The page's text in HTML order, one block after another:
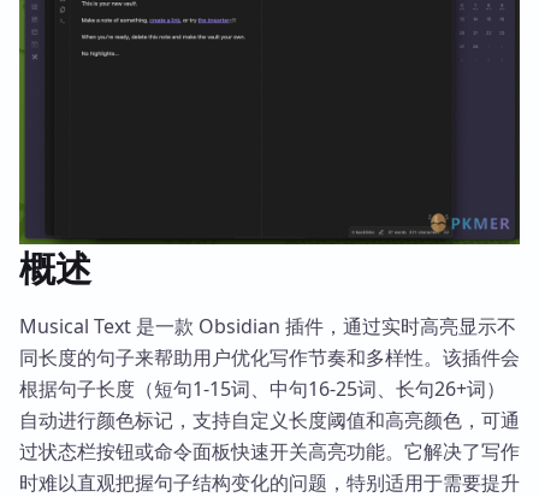
概述
Musical Text 是一款 Obsidian 插件，通过实时高亮显示不
同长度的句子来帮助用户优化写作节奏和多样性。该插件会
根据句子长度（短句1-15词、中句16-25词、长句26+词）
自动进行颜色标记，支持自定义长度阈值和高亮颜色，可通
过状态栏按钮或命令面板快速开关高亮功能。它解决了写作
时难以直观把握句子结构变化的问题，特别适用于需要提升